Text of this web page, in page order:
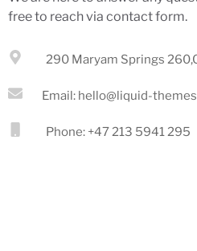
free to reach via contact form.
290 Maryam Springs
Email: hello@liquid-
Phone: +47 213 5941 295